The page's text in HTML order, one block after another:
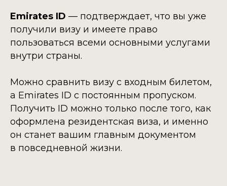
Emirates ID — подтверждает, что вы уже
получили визу и имеете право
пользоваться всеми основными услугами
внутри страны.
Можно сравнить визу с входным билетом,
а Emirates ID с постоянным пропуском.
Получить ID можно только после того, как
оформлена резидентская виза, и именно
он станет вашим главным документом
в повседневной жизни.